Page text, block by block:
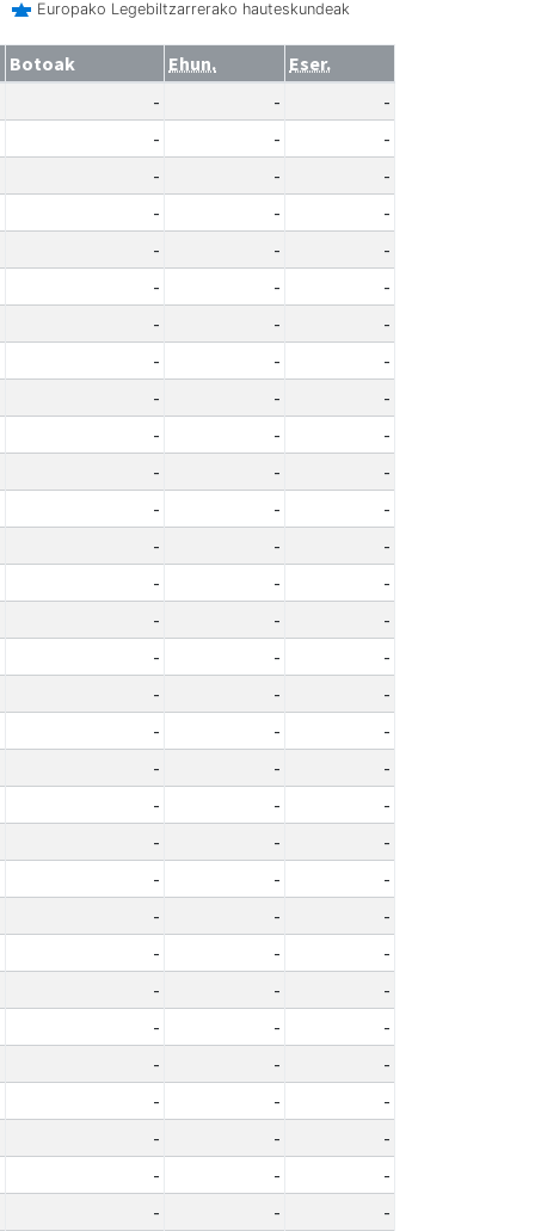
Europako Legebiltzarrerako hauteskundeak
Botoak Ehun.
Eser.
- -
-
- -
-
- -
-
- -
-
- -
-
- -
-
- -
-
- -
-
- -
-
- -
-
- -
-
- -
-
- -
-
- -
-
- -
-
- -
-
- -
-
- -
-
- -
-
- -
-
- -
-
- -
-
- -
-
- -
-
- -
-
- -
-
- -
-
- -
-
- -
-
- -
-
- -
-